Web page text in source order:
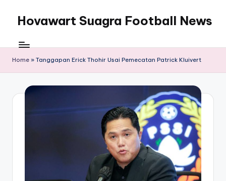
content
Hovawart Suagra Football News
Suagra
Football
News
berita
Home » Tanggapan Erick Thohir Usai Pemecatan Patrick Kluivert